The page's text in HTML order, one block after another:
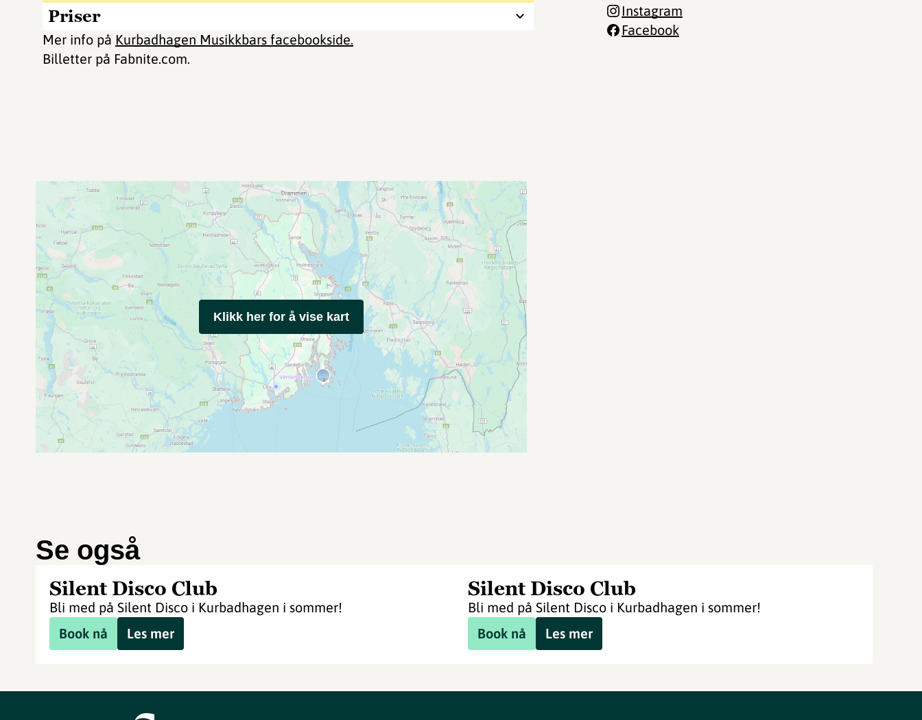
Priser
Mer info på Kurbadhagen Musikkbars facebookside.
Billetter på Fabnite.com.
Instagram
Facebook
Klikk her for å vise kart
Se også
Silent Disco Club
Bli med på Silent Disco i Kurbadhagen i sommer!
Book nå
Les mer
Silent Disco Club
Bli med på Silent Disco i Kurbadhagen i sommer!
Book nå
Les mer